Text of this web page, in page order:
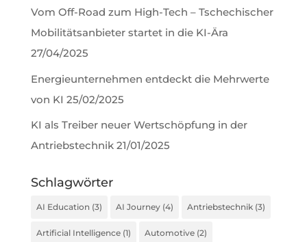
Vom Off-Road zum High-Tech – Tschechischer
Mobilitätsanbieter startet in die KI-Ära
27/04/2025
Energieunternehmen entdeckt die Mehrwerte
von KI 25/02/2025
KI als Treiber neuer Wertschöpfung in der
Antriebstechnik 21/01/2025
Schlagwörter
AI Education (3) AI Journey(4) Antriebstechnik(3)
Artificial Intelligence(1) Automotive(2)